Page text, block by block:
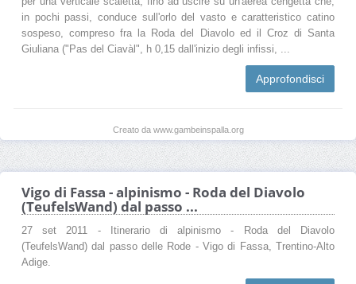
in pochi passi, conduce sull'orlo del vasto e caratteristico catino
sospeso, compreso fra la Roda del Diavolo ed il Croz di Santa
Giuliana ("Pas del Ciavàl", h 0,15 dall'inizio degli infissi, ...
Approfondisci
Creato da www.gambeinspalla.org
Vigo di Fassa - alpinismo - Roda del Diavolo
(TeufelsWand) dal passo ...
27 set 2011 - Itinerario di alpinismo - Roda del Diavolo
(TeufelsWand) dal passo delle Rode - Vigo di Fassa, Trentino-Alto
Adige.